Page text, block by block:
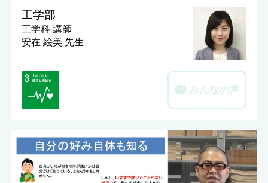
工学部
工学科 講師
安在 絵美 先生
みんなの声